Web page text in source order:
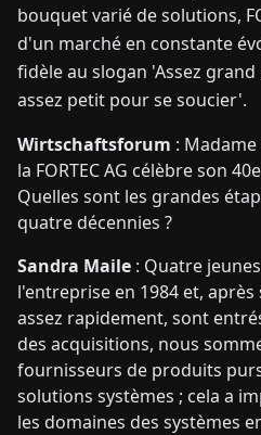
bouquet varié de solutions,
d'un marché en constante
fidèle au slogan 'Assez
assez petit pour se soucier'.
Wirtschaftsforum :
la FORTEC AG célèbre son
Quelles sont les grandes
quatre décennies ?
Sandra Maile : Quatre
l'entreprise en 1984 et,
assez rapidement, sont
des acquisitions, nous
fournisseurs de produits
solutions systèmes ; cela a
les domaines des systèmes